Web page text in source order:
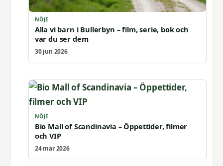
NÖJE
Alla vi barn i Bullerbyn – film, serie, bok och
var du ser dem
30 jun 2026
NÖJE
Bio Mall of Scandinavia – Öppettider, filmer
och VIP
24 mar 2026